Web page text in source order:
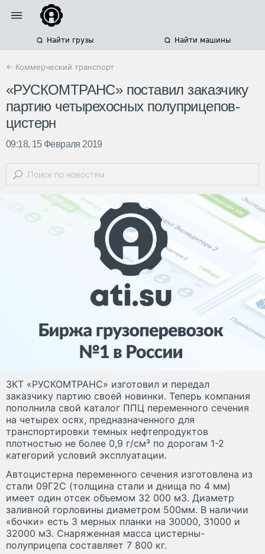
Найти грузы Найти машины
← Коммерческий транспорт
«РУСКОМТРАНС» поставил заказчику
партию четырехосных полуприцепов-
цистерн
09:18, 15 Февраля 2019
ЗКТ «РУСКОМТРАНС» изготовил и передал
заказчику партию своей новинки. Теперь компания
пополнила свой каталог ППЦ переменного сечения
на четырех осях, предназначенного для
транспортировки темных нефтепродуктов
плотностью не более 0,9 г/см³ по дорогам 1-2
категорий условий эксплуатации.
Автоцистерна переменного сечения изготовлена из
стали 09Г2С (толщина стали и днища по 4 мм)
имеет один отсек объемом 32 000 м3. Диаметр
заливной горловины диаметром 500мм. В наличии
«бочки» есть 3 мерных планки на 30000, 31000 и
32000 м3. Снаряженная масса цистерны-
полуприцепа составляет 7 800 кг.